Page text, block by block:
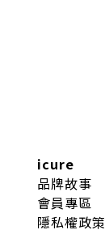
icure
品牌故事
會員專區
隱私權政策